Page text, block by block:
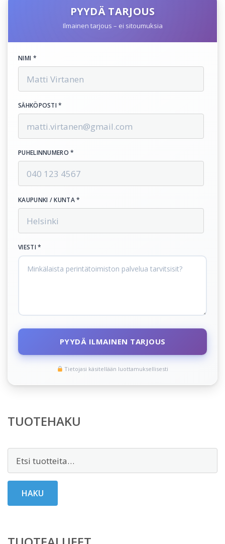
PYYDÄ TARJOUS
Ilmainen tarjous – ei sitoumuksia
NIMI *
SÄHKÖPOSTI *
PUHELINNUMERO *
KAUPUNKI / KUNTA *
VIESTI *
PYYDÄ ILMAINEN TARJOUS
Tietojasi käsitellään luottamuksellisesti
TUOTEHAKU
HAKU